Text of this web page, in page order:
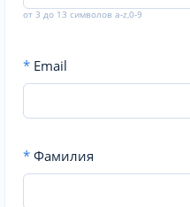
от 3 до 13 символов a-z,0-9
* Email
* Фамилия